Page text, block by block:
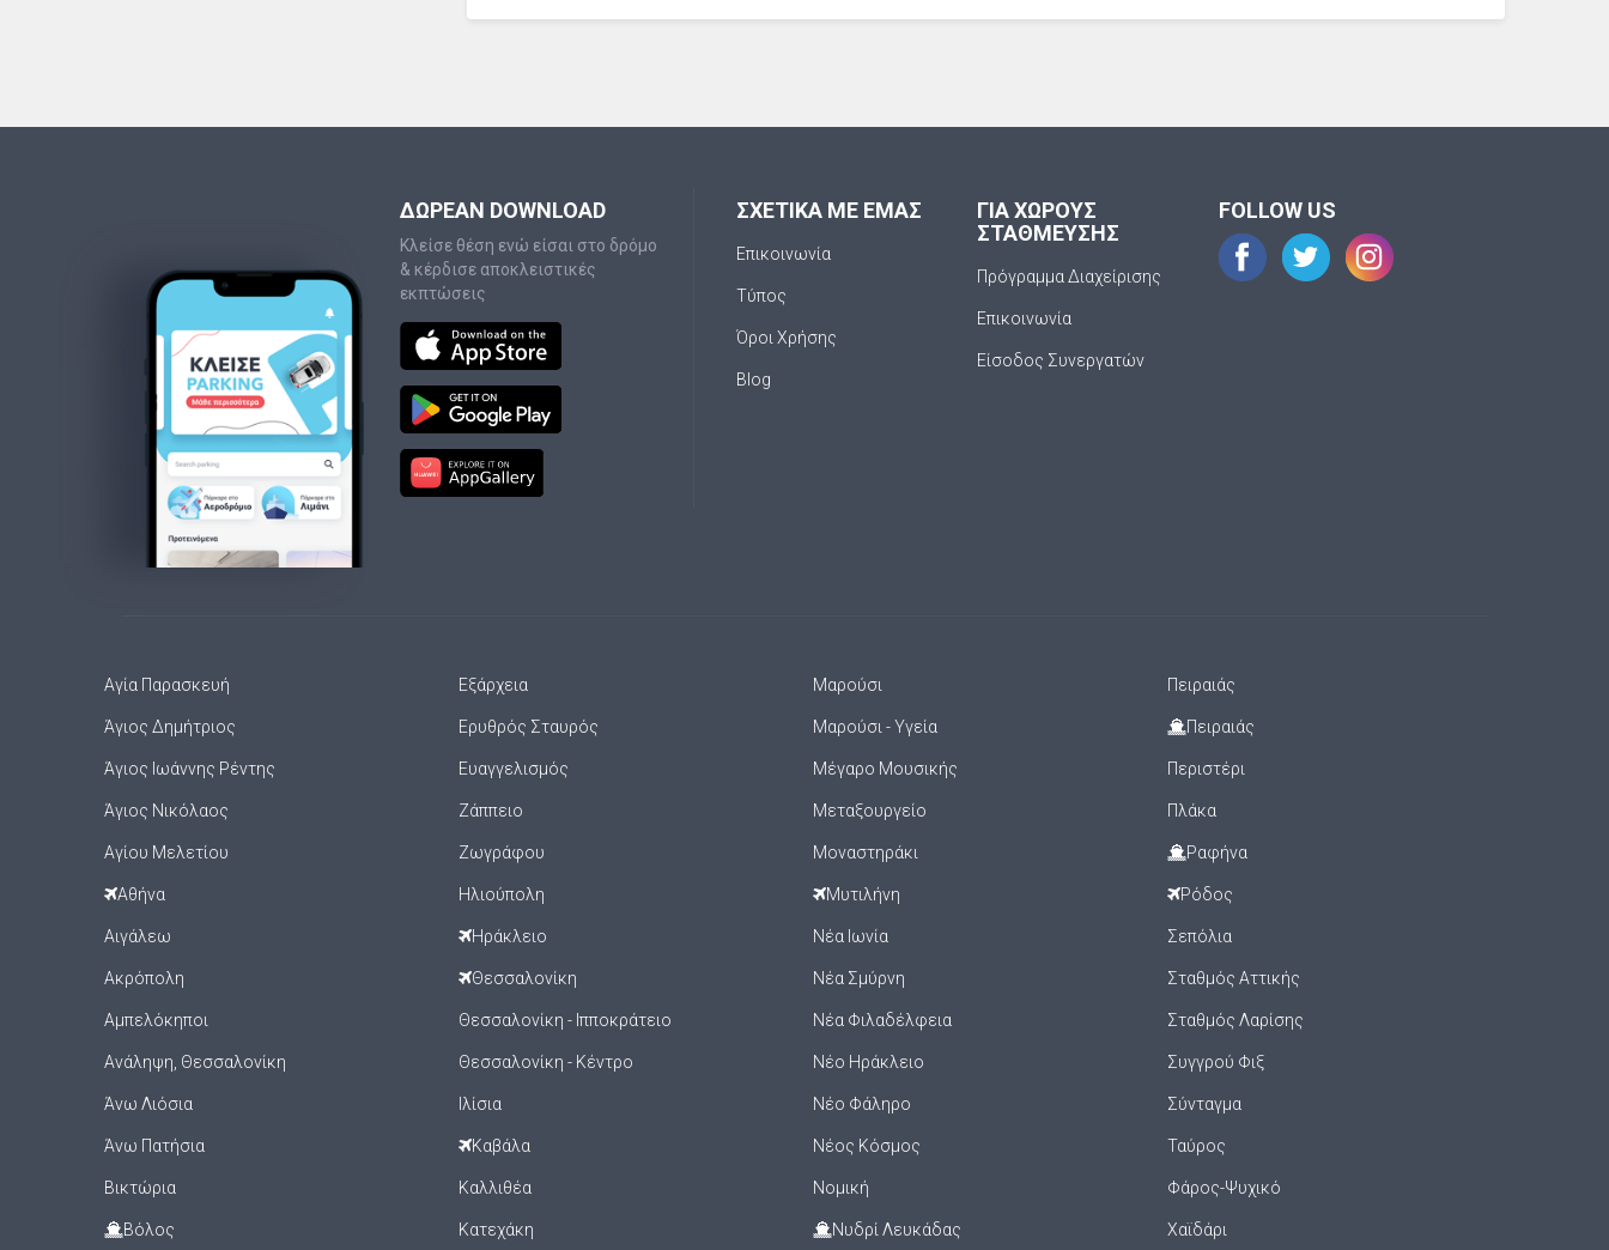
ΔΩΡΕΑΝ DOWNLOAD
Κλείσε θέση ενώ είσαι στο δρόμο
& κέρδισε αποκλειστικές
εκπτώσεις
ΣΧΕΤΙΚΑ ΜΕ ΕΜΑΣ
Επικοινωνία
Τύπος
Όροι Χρήσης
Blog
ΓΙΑ ΧΩΡΟΥΣ
ΣΤΑΘΜΕΥΣΗΣ
Πρόγραμμα Διαχείρισης
Επικοινωνία
Είσοδος Συνεργατών
FOLLOW US
Αγία Παρασκευή
Άγιος Δημήτριος
Άγιος Ιωάννης Ρέντης
Άγιος Νικόλαος
Αγίου Μελετίου
Αθήνα
Αιγάλεω
Ακρόπολη
Αμπελόκηποι
Ανάληψη, Θεσσαλονίκη
Άνω Λιόσια
Άνω Πατήσια
Βικτώρια
Βόλος
Εξάρχεια
Ερυθρός Σταυρός
Ευαγγελισμός
Ζάππειο
Ζωγράφου
Ηλιούπολη
Ηράκλειο
Θεσσαλονίκη
Θεσσαλονίκη - Ιπποκράτειο
Θεσσαλονίκη - Κέντρο
Ιλίσια
Καβάλα
Καλλιθέα
Κατεχάκη
Μαρούσι
Μαρούσι - Υγεία
Μέγαρο Μουσικής
Μεταξουργείο
Μοναστηράκι
Μυτιλήνη
Νέα Ιωνία
Νέα Σμύρνη
Νέα Φιλαδέλφεια
Νέο Ηράκλειο
Νέο Φάληρο
Νέος Κόσμος
Νομική
Νυδρί Λευκάδας
Πειραιάς
Πειραιάς
Περιστέρι
Πλάκα
Ραφήνα
Ρόδος
Σεπόλια
Σταθμός Αττικής
Σταθμός Λαρίσης
Συγγρού Φιξ
Σύνταγμα
Ταύρος
Φάρος-Ψυχικό
Χαϊδάρι